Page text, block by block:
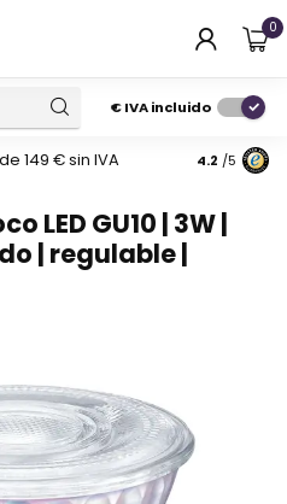
0
€IVA incluido
149 € sin IVA Pide
4.2 /5
LED GU10 | 3W |
| regulable |